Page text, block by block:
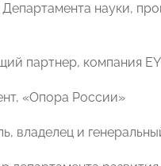
Департамента науки,
партнер, компания
«Опора России»
владелец и